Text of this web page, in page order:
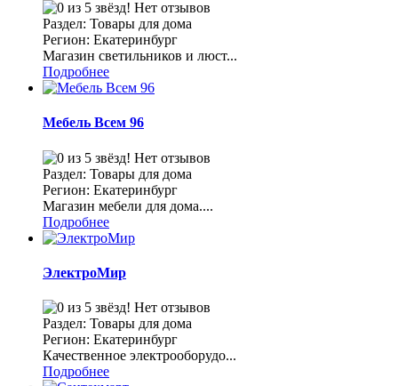
Нет отзывов
Раздел: Товары для дома
Регион: Екатеринбург
Магазин светильников и люст...
Подробнее
Мебель Всем 96
Нет отзывов
Раздел: Товары для дома
Регион: Екатеринбург
Магазин мебели для дома....
Подробнее
ЭлектроМир
Нет отзывов
Раздел: Товары для дома
Регион: Екатеринбург
Качественное электрооборудо...
Подробнее